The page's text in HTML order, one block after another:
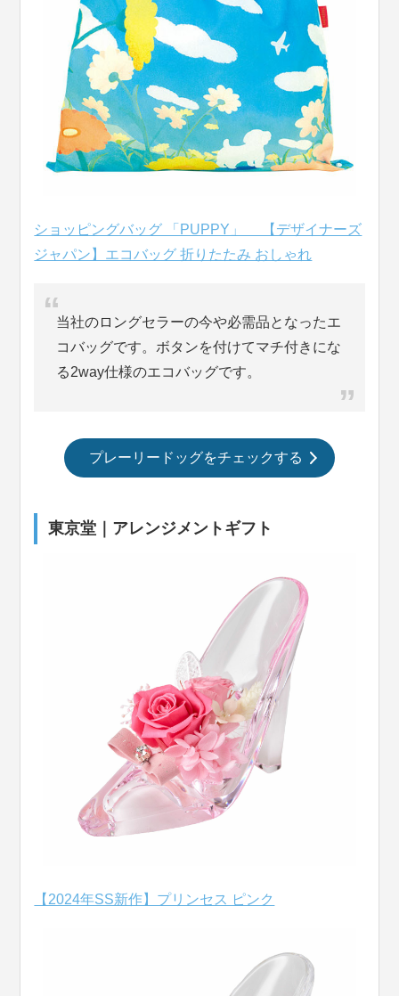
ショッピングバッグ 「PUPPY」 【デザイナーズ
ジャパン】エコバッグ 折りたたみ おしゃれ
当社のロングセラーの今や必需品となったエ
コバッグです。ボタンを付けてマチ付きにな
る2way仕様のエコバッグです。
プレーリードッグをチェックする
東京堂｜アレンジメントギフト
【2024年SS新作】プリンセス ピンク